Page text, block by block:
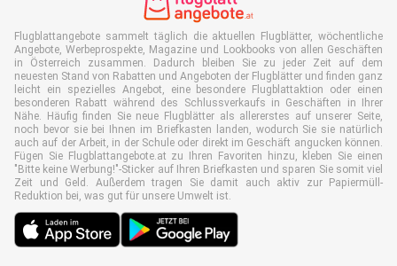
Flugblattangebote sammelt täglich die aktuellen Flugblätter, wöchentliche
Angebote, Werbeprospekte, Magazine und Lookbooks von allen Geschäften
in Österreich zusammen. Dadurch bleiben Sie zu jeder Zeit auf dem
neuesten Stand von Rabatten und Angeboten der Flugblätter und finden ganz
leicht ein spezielles Angebot, eine besondere Flugblattaktion oder einen
besonderen Rabatt während des Schlussverkaufs in Geschäften in Ihrer
Nähe. Häufig finden Sie neue Flugblätter als allererstes auf unserer Seite,
noch bevor sie bei Ihnen im Briefkasten landen, wodurch Sie sie natürlich
auch auf der Arbeit, in der Schule oder direkt im Geschäft angucken können.
Fügen Sie Flugblattangebote.at zu Ihren Favoriten hinzu, kleben Sie einen
"Bitte keine Werbung!"-Sticker auf Ihren Briefkasten und sparen Sie somit viel
Zeit und Geld. Außerdem tragen Sie damit auch aktiv zur Papiermüll-
Reduktion bei, was gut für unsere Umwelt ist.